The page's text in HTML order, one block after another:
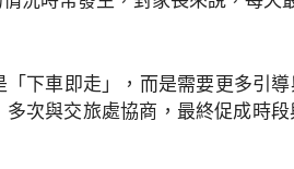
下車即走」，而是需要更多引
次與交旅處協商，最終促成時